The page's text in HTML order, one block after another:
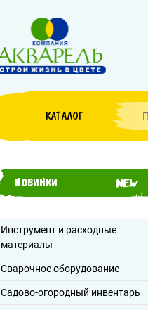
КАТАЛОГ
НОВИНКИ
Инструмент и расходные
материалы
Сварочное оборудование
Садово-огородный инвентарь